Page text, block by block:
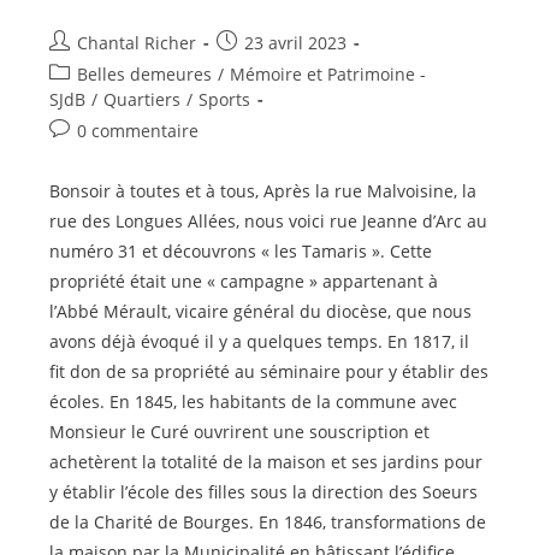
Auteur/autrice
de
la
publication :
Chantal Richer
Publication
publiée :
23 avril 2023
Post
category:
Belles demeures / Mémoire et Patrimoine -
SJdB / Quartiers / Sports
Commentaires
la
0 commentaire
Bonsoir à toutes et à tous, Après la rue Malvoisine, la
rue des Longues Allées, nous voici rue Jeanne d’Arc au
numéro 31 et découvrons « les Tamaris ». Cette
propriété était une « campagne » appartenant à
l’Abbé Mérault, vicaire général du diocèse, que nous
avons déjà évoqué il y a quelques temps. En 1817, il
fit don de sa propriété au séminaire pour y établir des
écoles. En 1845, les habitants de la commune avec
Monsieur le Curé ouvrirent une souscription et
achetèrent la totalité de la maison et ses jardins pour
y établir l’école des filles sous la direction des Soeurs
de la Charité de Bourges. En 1846, transformations de